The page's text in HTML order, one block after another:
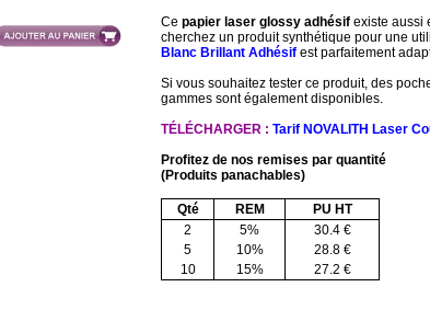
Ce papier laser glossy adhésif existe aussi
cherchez un produit synthétique pour une
Blanc Brillant Adhésif est parfaitement
Si vous souhaitez tester ce produit, des
gammes sont également disponibles.
TÉLÉCHARGER : Tarif NOVALITH Laser
Profitez de nos remises par quantité
(Produits panachables)
Qté REM
PU HT
2
5%
30.4 €
5
10%
28.8 €
10
15% 27.2 €